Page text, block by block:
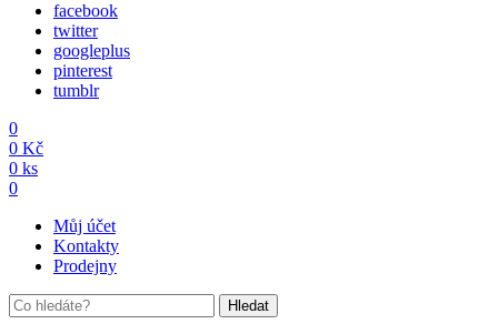
facebook
twitter
googleplus
pinterest
tumblr
0
0 Kč
0 ks
0
Můj účet
Kontakty
Prodejny
Hledat